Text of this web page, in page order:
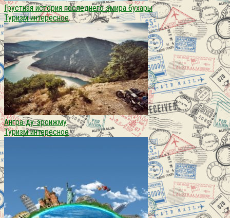
Грустная история последнего эмира бухары
Туризм интересное
Ангра-ду-эроижму
Туризм интересное